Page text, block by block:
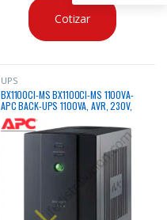
Cotizar
UPS
BX1100CI-MS BX1100CI-MS 1100VA-
APC BACK-UPS 1100VA, AVR, 230V,
ASEAN